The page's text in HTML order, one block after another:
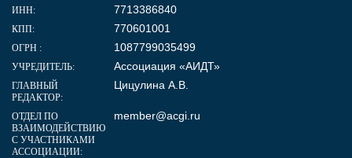
ИНН: 7713386840
КПП: 770601001
ОГРН : 1087799035499
УЧРЕДИТЕЛЬ: Ассоциация «АИДТ»
ГЛАВНЫЙ
РЕДАКТОР:
Цицулина А.В.
ОТДЕЛ ПО
ВЗАИМОДЕЙСТВИЮ
С УЧАСТНИКАМИ
АССОЦИАЦИИ:
member@acgi.ru